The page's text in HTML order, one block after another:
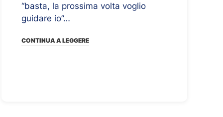
“basta, la prossima volta voglio
guidare io”…
CONTINUA A LEGGERE